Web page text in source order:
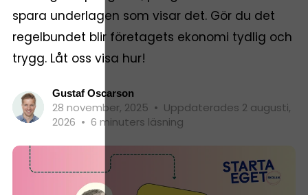
spara underlagen som visar det. Gör du det
regelbundet blir företagets ekonomi tydlig och
trygg. Låt oss visa hur!
Gustaf Oscarson
28 november, 2025 • Uppdaterades 2 augusti,
2026 • 6 minuters läsning